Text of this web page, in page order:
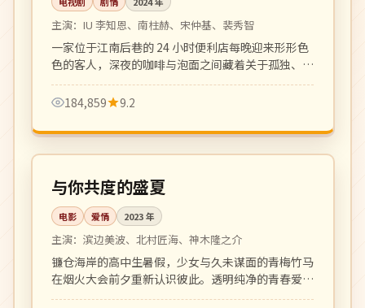
主演： IU 李知恩、南柱赫、宋仲基、裴秀智
一家位于江南后巷的 24 小时便利店每晚迎来形形色
色的客人，深夜的咖啡与泡面之间藏着关于孤独、和
解与温暖的小故事。治愈系群像剧的清新之作。
184,859
9.2
日本
院线 105 分钟
与你共度的盛夏
电影 爱情 2023年
主演： 滨边美波、北村匠海、神木隆之介
镰仓海岸的高中生暑假，少女与久未谋面的青梅竹马
在烟火大会前夕重新认识彼此。透明纯净的青春爱情
之作。